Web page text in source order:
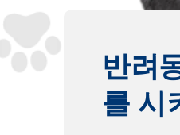
반려
를 시